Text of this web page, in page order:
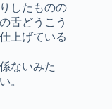
したものの
舌どうこう
上げている
ないみた
。